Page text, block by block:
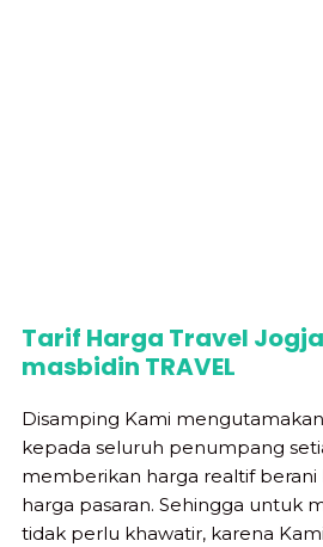
Tarif Harga Travel
masbidin TRAVEL
Disamping Kami
kepada seluruh penumpang
memberikan harga realtif berani
harga pasaran. Sehingga untuk
tidak perlu khawatir, karena